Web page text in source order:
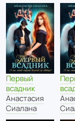
Первый
всадник
Анастасия
Сиалана